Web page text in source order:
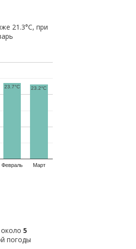
21.3°C, при
Февраль Март
23.7°C 23.2°C
5
погоды